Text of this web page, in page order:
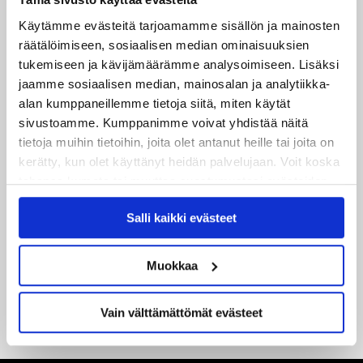
Käytämme evästeitä tarjoamamme sisällön ja mainosten
räätälöimiseen, sosiaalisen median ominaisuuksien
tukemiseen ja kävijämäärämme analysoimiseen. Lisäksi
jaamme sosiaalisen median, mainosalan ja analytiikka-
alan kumppaneillemme tietoja siitä, miten käytät
sivustoamme. Kumppanimme voivat yhdistää näitä
tietoja muihin tietoihin, joita olet antanut heille tai joita on
kerätty, kun olet käyttänyt heidän palvelujaan. Voit koska
tahansa kumota tai muuttaa suostumustasi evästeiden
käytöstäEvästeet-sivultamme.
Salli kaikki evästeet
Muokkaa
Vain välttämättömät evästeet
27.07.2026
Ruotsalaishyökkääjä Arvid Costmar JYPiin
25.06.2026
JYP ja Secto Rally Finland yhteistyöhön
02.06.2026
Liiga-kauden 2026-2027 otteluohjelma on julkaistu!
Reece Newkirk vahvistamaan JYP-hyökkäystä!
Jaatinen ja Liljamo jatkosopimuksiin – JYPin ja KeuPa HT:n
yhteistyö jatkuu